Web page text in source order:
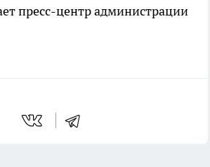
пресс-центр администрации